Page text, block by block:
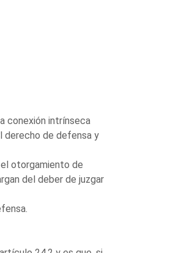
conexión intrínseca
derecho de defensa y
otorgamiento de
del deber de juzgar